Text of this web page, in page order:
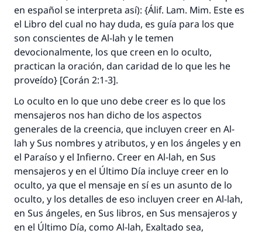
en español se interpreta así): {Álif. Lam. Mim. Este es
el Libro del cual no hay duda, es guía para los que
son conscientes de Al-lah y le temen
devocionalmente, los que creen en lo oculto,
practican la oración, dan caridad de lo que les he
proveído} [Corán 2:1-3].
Lo oculto en lo que uno debe creer es lo que los
mensajeros nos han dicho de los aspectos
generales de la creencia, que incluyen creer en Al-
lah y Sus nombres y atributos, y en los ángeles y en
el Paraíso y el Infierno. Creer en Al-lah, en Sus
mensajeros y en el Último Día incluye creer en lo
oculto, ya que el mensaje en sí es un asunto de lo
oculto, y los detalles de eso incluyen creer en Al-lah,
en Sus ángeles, en Sus libros, en Sus mensajeros y
en el Último Día, como Al-lah, Exaltado sea,